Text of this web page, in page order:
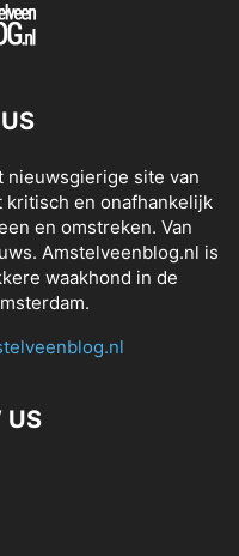
nieuwsgierige site van
kritisch en onafhankelijk
en omstreken. Van
Amstelveenblog.nl is
waakhond in de
US